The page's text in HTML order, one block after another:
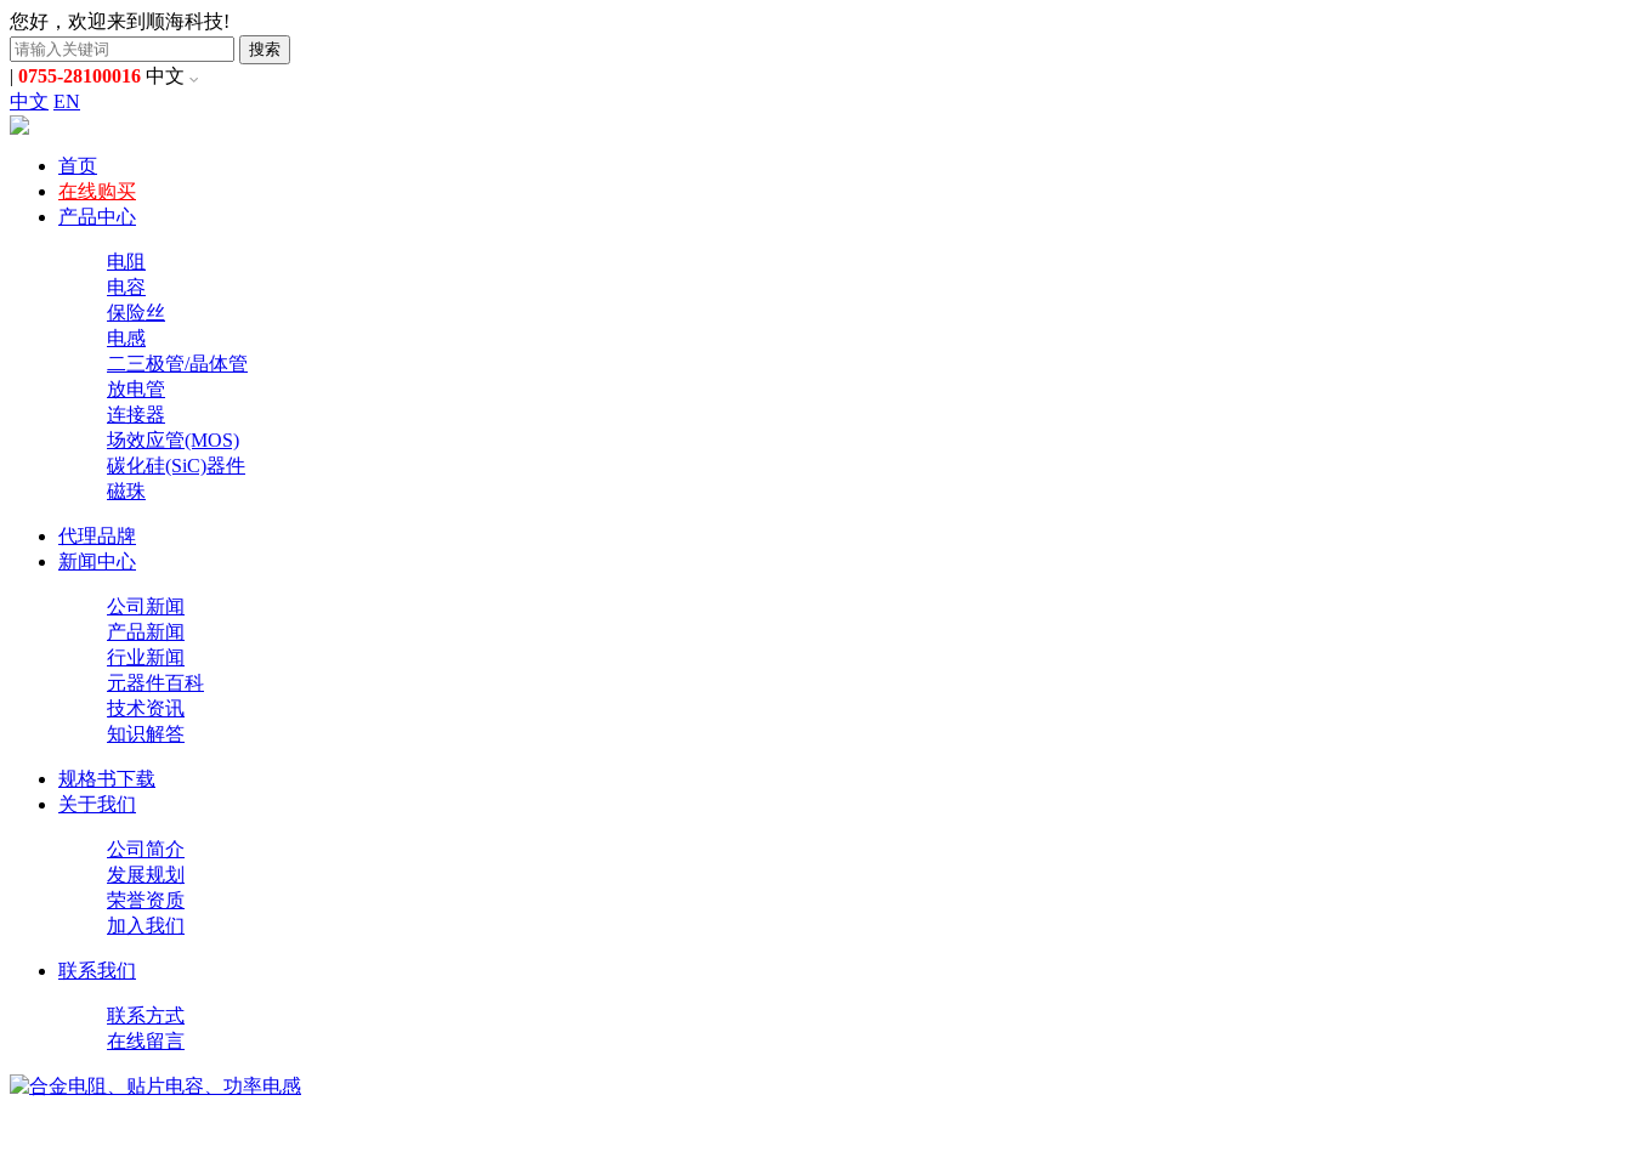
您好，欢迎来到顺海科技!
搜索
| 0755-28100016 中文
中文 EN
首页
在线购买
产品中心
电阻
电容
保险丝
电感
二三极管/晶体管
放电管
连接器
场效应管(MOS)
碳化硅(SiC)器件
磁珠
代理品牌
新闻中心
公司新闻
产品新闻
行业新闻
元器件百科
技术资讯
知识解答
规格书下载
关于我们
公司简介
发展规划
荣誉资质
加入我们
联系我们
联系方式
在线留言